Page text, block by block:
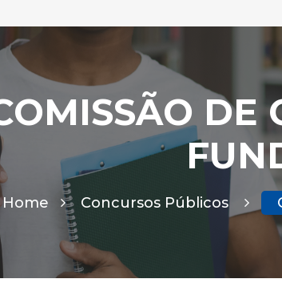
DE
Home Concursos Públicos